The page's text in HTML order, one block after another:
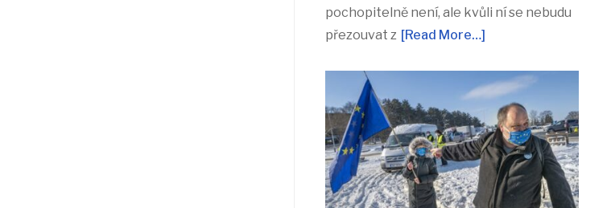
pochopitelně není, ale kvůli ní se nebudu
přezouvat z [Read More…]